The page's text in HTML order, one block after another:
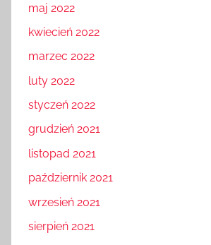
maj 2022
kwiecień 2022
marzec 2022
luty 2022
styczeń 2022
grudzień 2021
listopad 2021
październik 2021
wrzesień 2021
sierpień 2021